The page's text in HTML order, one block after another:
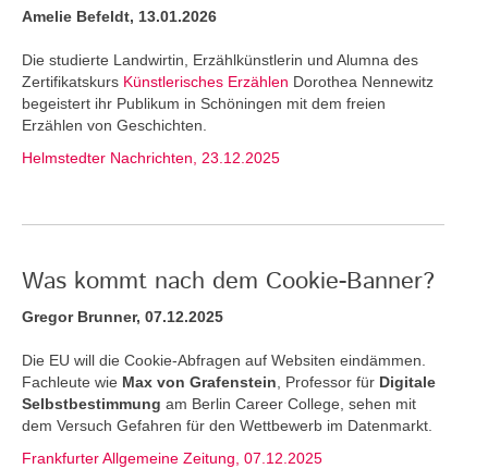
Amelie Befeldt, 13.01.2026
Die studierte Landwirtin, Erzählkünstlerin und Alumna des
Zertifikatskurs Künstlerisches Erzählen Dorothea Nennewitz
begeistert ihr Publikum in Schöningen mit dem freien
Erzählen von Geschichten.
Helmstedter Nachrichten, 23.12.2025
Was kommt nach dem Cookie-Banner?
Gregor Brunner, 07.12.2025
Die EU will die Cookie-Abfragen auf Websiten eindämmen.
Fachleute wie Max von Grafenstein , Professor für Digitale
Selbstbestimmung am Berlin Career College, sehen mit
dem Versuch Gefahren für den Wettbewerb im Datenmarkt.
Frankfurter Allgemeine Zeitung, 07.12.2025